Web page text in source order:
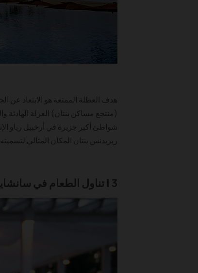
هدف العطلة الممتعة هو الابتعاد عن
(منتجع مساكن بنتان) العزلة الهادئة
شواطئ أكبر جزيرة في أرخبيل رياو
ريزيدنس بنتان المكان المثالي
3 | تناول الطعام في سانشايا الأنيق